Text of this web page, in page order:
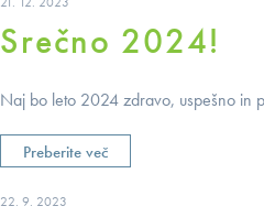
Srečno 2024!
Naj bo leto 2024 zdravo, uspešno in
Preberite več
22. 9. 2023